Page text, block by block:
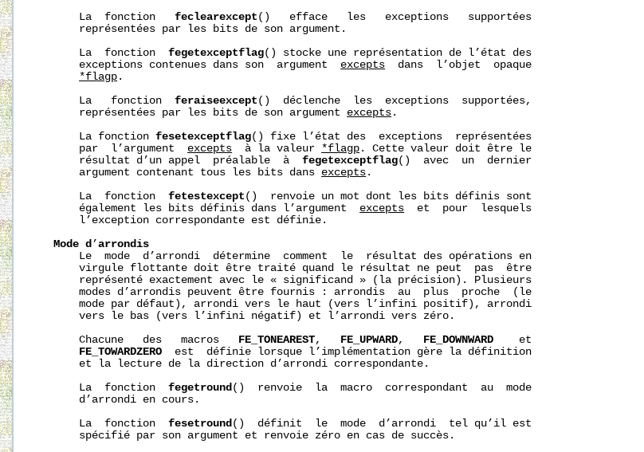
       La  fonction
feclearexcept ()   efface   les   exceptions   supportées
       représentées par les bits de son argument.
       La  fonction
fegetexceptflag() stocke une représentation de l’état des
       exceptions contenues dans son  argument
excepts
  dans  l’objet  opaque
*flagp .
       La   fonction
feraiseexcept ()  déclenche  les  exceptions  supportées,
       représentées par les bits de son argument
excepts .
       La fonction
fesetexceptflag() fixe l’état des  exceptions  représentées
       par  l’argument
excepts
  à la valeur
*flagp . Cette valeur doit être le
       résultat d’un appel  préalable  à
fegetexceptflag()  avec  un  dernier
       argument contenant tous les bits dans
excepts .
       La  fonction
fetestexcept ()  renvoie un mot dont les bits définis sont
       également les bits définis dans l’argument
excepts
  et  pour  lesquels
       l’exception correspondante est définie.
Mode d ’arrondis
       Le  mode  d’arrondi  détermine  comment  le  résultat des opérations en
       virgule flottante doit être traité quand le résultat ne peut  pas  être
       représenté exactement avec le « significand » (la précision). Plusieurs
       modes d’arrondis peuvent être fournis : arrondis  au  plus  proche  (le
       mode par défaut), arrondi vers le haut (vers l’infini positif), arrondi
       vers le bas (vers l’infini négatif) et l’arrondi vers zéro.
       Chacune   des   macros
FE_TONEAREST, FE_UPWARD, FE_DOWNWARD
    et
FE_TOWARDZERO
  est  définie lorsque l’implémentation gère la définition
       et la lecture de la direction d’arrondi correspondante.
       La  fonction
fegetround ()  renvoie  la  macro  correspondant  au  mode
       d’arrondi en cours.
       La  fonction
fesetround ()  définit  le  mode  d’arrondi  tel qu’il est
       spécifié par son argument et renvoie zéro en cas de succès.